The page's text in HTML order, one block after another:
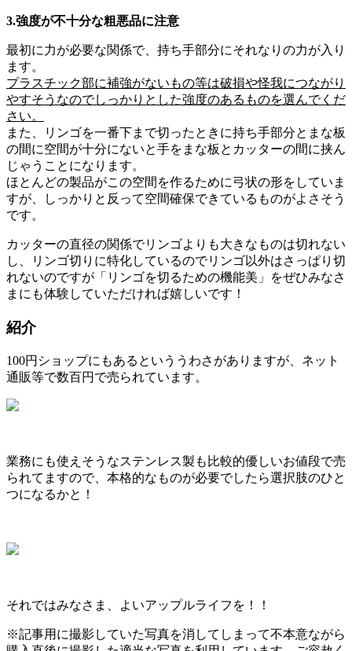
3.強度が不十分な粗悪品に注意
最初に力が必要な関係で、持ち手部分にそれなりの力が入り
ます。
プラスチック部に補強がないもの等は破損や怪我につながり
やすそうなのでしっかりとした強度のあるものを選んでくだ
さい。
また、リンゴを一番下まで切ったときに持ち手部分とまな板
の間に空間が十分にないと手をまな板とカッターの間に挟ん
じゃうことになります。
ほとんどの製品がこの空間を作るために弓状の形をしていま
すが、しっかりと反って空間確保できているものがよさそう
です。
カッターの直径の関係でリンゴよりも大きなものは切れない
し、リンゴ切りに特化しているのでリンゴ以外はさっぱり切
れないのですが「リンゴを切るための機能美」をぜひみなさ
まにも体験していただければ嬉しいです！
紹介
100円ショップにもあるといううわさがありますが、ネット
通販等で数百円で売られています。
業務にも使えそうなステンレス製も比較的優しいお値段で売
られてますので、本格的なものが必要でしたら選択肢のひと
つになるかと！
それではみなさま、よいアップルライフを！！
※記事用に撮影していた写真を消してしまって不本意ながら